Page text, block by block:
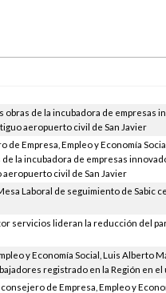
obras de la incubadora de empresas
aeropuerto civil de San Javier
Empresa, Empleo y Economía
la incubadora de empresas
civil de San Javier
Laboral de seguimiento de Sabic
servicios lideran la reducción del
y Economía Social, Luis Alberto
registrado en la Región en el
de Empresa, Empleo y